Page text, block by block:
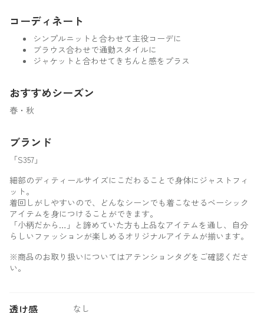
コーディネート
シンプルニットと合わせて主役コーデに
ブラウス合わせで通勤スタイルに
ジャケットと合わせてきちんと感をプラス
おすすめシーズン
春・秋
ブランド
「S357」
細部のディティールサイズにこだわることで身体にジャストフィ
ット。
着回しがしやすいので、どんなシーンでも着こなせるベーシック
アイテムを身につけることができます。
「小柄だから…」と諦めていた方も上品なアイテムを通し、自分
らしいファッションが楽しめるオリジナルアイテムが揃います。
※商品のお取り扱いについてはアテンションタグをご確認くださ
い。
透け感 なし